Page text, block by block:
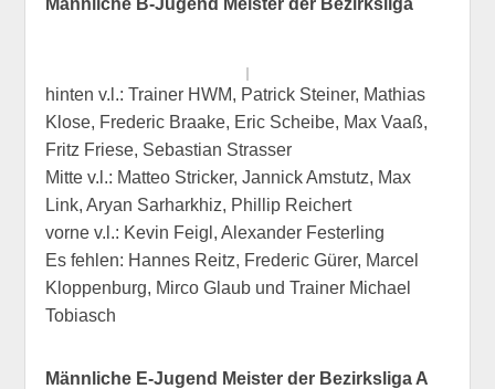
hinten v.l.: Trainer HWM, Patrick Steiner, Mathias
Klose, Frederic Braake, Eric Scheibe, Max Vaaß,
Fritz Friese, Sebastian Strasser
Mitte v.l.: Matteo Stricker, Jannick Amstutz, Max
Link, Aryan Sarharkhiz, Phillip Reichert
vorne v.l.: Kevin Feigl, Alexander Festerling
Es fehlen: Hannes Reitz, Frederic Gürer, Marcel
Kloppenburg, Mirco Glaub und Trainer Michael
Tobiasch
Männliche E-Jugend Meister der Bezirksliga A